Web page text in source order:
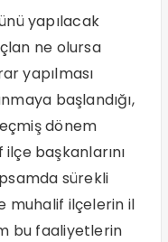
yapılacak
ne olursa
yapılması
başlandığı,
dönem
başkanlarını
sürekli
muhalif ilçelerin il
bu faaliyetlerin